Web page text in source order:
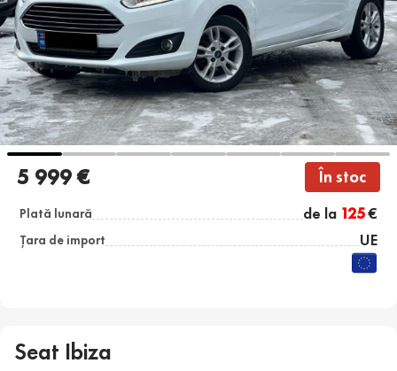
5 999 € În stoc
Plată lunară de la 125€
Țara de import UE
Seat Ibiza